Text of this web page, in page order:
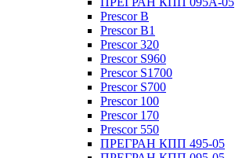
Prescor B
Prescor B1
Prescor 320
Prescor S960
Prescor S1700
Prescor S700
Prescor 100
Prescor 170
Prescor 550
ПРЕГРАН КПП 495-05